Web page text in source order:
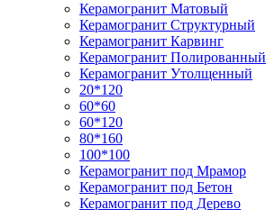
Керамогранит Матовый
Керамогранит Структурный
Керамогранит Карвинг
Керамогранит Полированный
Керамогранит Утолщенный
20*120
60*60
60*120
80*160
100*100
Керамогранит под Мрамор
Керамогранит под Бетон
Керамогранит под Дерево